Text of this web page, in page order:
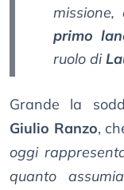
primo
ruolo di
Grande la
Giulio Ranzo,
oggi
quanto